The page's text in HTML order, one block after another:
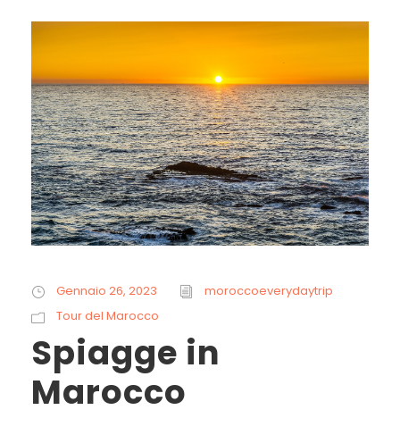
Gennaio 26, 2023
moroccoeverydaytrip
Tour del Marocco
Spiagge in
Marocco